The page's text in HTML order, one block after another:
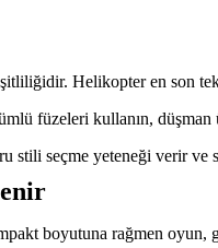
Helikopter en son
füzeleri kullanın,
seçme yeteneği verir ve
boyutuna rağmen oyun,